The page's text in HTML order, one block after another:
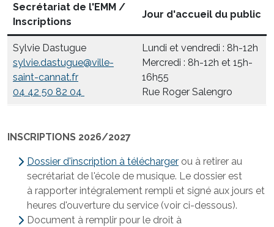
Secrétariat de l'EMM /
Inscriptions
Jour d'accueil du public
Sylvie Dastugue
sylvie.dastugue@ville-
saint-cannat.fr
04 42 50 82 04
Lundi et vendredi : 8h-12h
Mercredi : 8h-12h et 15h-
16h55
Rue Roger Salengro
INSCRIPTIONS 2026/2027
Dossier d'inscription à télécharger ou à retirer au
secrétariat de l'école de musique. Le dossier est
à rapporter intégralement rempli et signé aux jours et
heures d'ouverture du service (voir ci-dessous).
Document à remplir pour le droit à